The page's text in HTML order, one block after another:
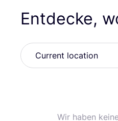
Entdecke,
Wir haben